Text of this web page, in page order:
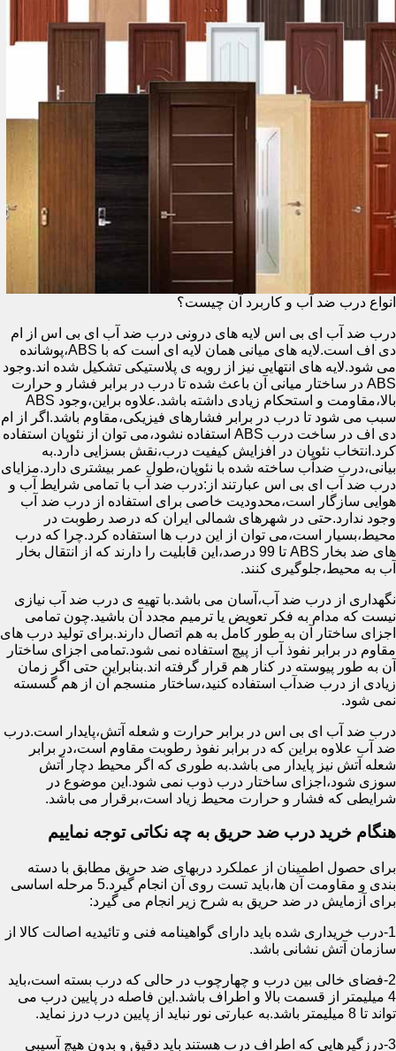
انواع درب ضد آب و کاربرد آن چیست؟
درب ضد آب ای بی اس لایه های درونی درب ضد آب ای بی اس از ام
دی اف است.لایه های میانی همان لایه ای است که با ABS،پوشانده
می شود.لایه های انتهایی نیز از رویه ی پلاستیکی تشکیل شده اند.وجود
ABS در ساختار میانی آن باعث شده تا درب در برابر فشار و حرارت
بالا،مقاومت و استحکام زیادی داشته باشد.علاوه براین،وجود ABS
سبب می شود تا درب در برابر فشارهای فیزیکی،مقاوم باشد.اگر از ام
دی اف در ساخت درب ABS استفاده نشود،می توان از نئوپان استفاده
کرد.انتخاب نئوپان در افزایش کیفیت درب،نقش بسزایی دارد.به
بیانی،درب ضدآب ساخته شده با نئوپان،طول عمر بیشتری دارد.مزایای
درب ضد آب ای بی اس عبارتند از:درب ضد آب با تمامی شرایط آب و
هوایی سازگار است،محدودیت خاصی برای استفاده از درب ضد آب
وجود ندارد.حتی در شهرهای شمالی ایران که درصد رطوبت در
محیط،بسیار است،می توان از این درب ها استفاده کرد.چرا که درب
های ضد بخار ABS تا 99 درصد،این قابلیت را دارند که از انتقال بخار
آب به محیط،جلوگیری کنند.
نگهداری از درب ضد آب،آسان می باشد.با تهیه ی درب ضد آب نیازی
نیست که مدام به فکر تعویض یا ترمیم مجدد آن باشید.چون تمامی
اجزای ساختار آن به طور کامل به هم اتصال دارند.برای تولید درب های
مقاوم در برابر نفوذ آب از پیچ استفاده نمی شود.تمامی اجزای ساختار
آن به طور پیوسته در کنار هم قرار گرفته اند.بنابراین حتی اگر زمان
زیادی از درب ضدآب استفاده کنید،ساختار منسجم آن از هم گسسته
نمی شود.
درب ضد آب ای بی اس در برابر حرارت و شعله آتش،پایدار است.درب
ضد آب علاوه براین که در برابر نفوذ رطوبت مقاوم است،در برابر
شعله آتش نیز پایدار می باشد.به طوری که اگر محیط دچار آتش
سوزی شود،اجزای ساختار درب ذوب نمی شود.این موضوع در
شرایطی که فشار و حرارت محیط زیاد است،برقرار می باشد.
هنگام خرید درب ضد حریق به چه نکاتی توجه نماییم
برای حصول اطمینان از عملکرد دربهای ضد حریق مطابق با دسته
بندی و مقاومت آن ها،باید تست روی آن انجام گیرد.5 مرحله اساسی
برای آزمایش در ضد حریق به شرح زیر انجام می گیرد:
1-درب خریداری شده باید دارای گواهینامه فنی و تائیدیه اصالت کالا از
سازمان آتش نشانی باشد.
2-فضای خالی بین درب و چهارچوب در حالی که درب بسته است،باید
4 میلیمتر از قسمت بالا و اطراف باشد.این فاصله در پایین درب می
تواند تا 8 میلیمتر باشد.به عبارتی نور نباید از پایین درب درز نماید.
3-درزگیرهایی که اطراف درب هستند باید دقیق و بدون هیچ آسیبی